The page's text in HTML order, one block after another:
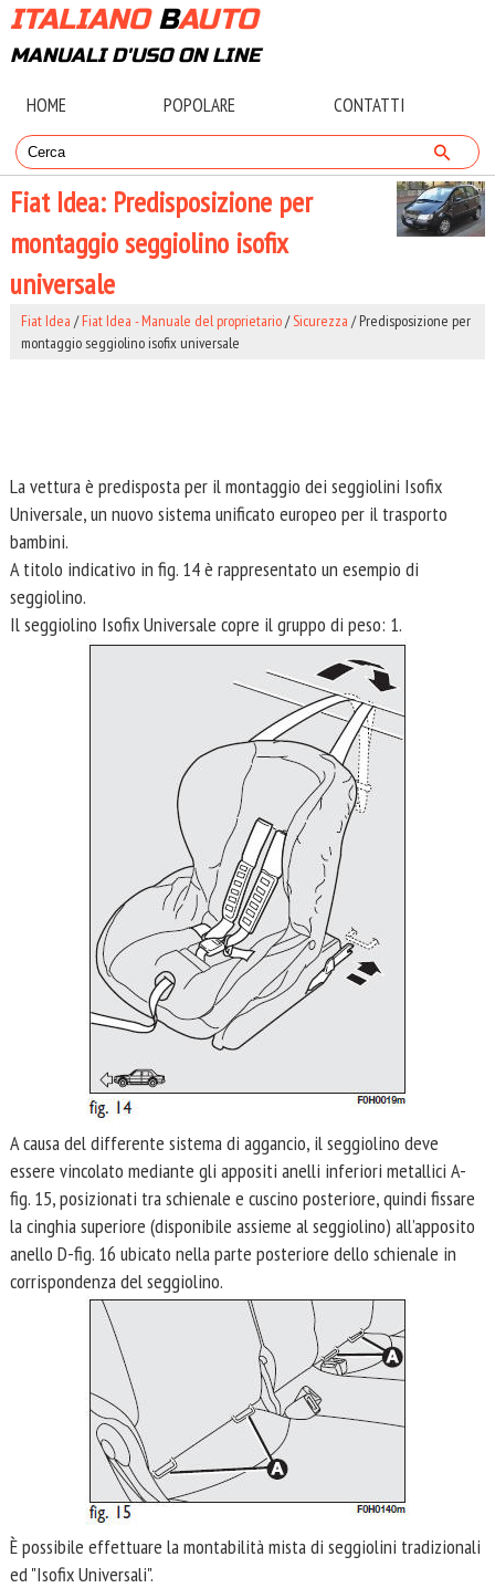
ITALIANOBAUTO
MANUALI D'USO ON LINE
HOME POPOLARE CONTATTI
Fiat Idea: Predisposizione per
montaggio seggiolino isofix
universale
Fiat Idea /Fiat Idea - Manuale del proprietario/Sicurezza / Predisposizione per
montaggio seggiolino isofix universale
La vettura è predisposta per il montaggio dei seggiolini Isofix
Universale, un nuovo sistema unificato europeo per il trasporto
bambini.
A titolo indicativo in fig. 14 è rappresentato un esempio di
seggiolino.
Il seggiolino Isofix Universale copre il gruppo di peso: 1.
A causa del differente sistema di aggancio, il seggiolino deve
essere vincolato mediante gli appositi anelli inferiori metallici A-
fig. 15, posizionati tra schienale e cuscino posteriore, quindi fissare
la cinghia superiore (disponibile assieme al seggiolino) all’apposito
anello D-fig. 16 ubicato nella parte posteriore dello schienale in
corrispondenza del seggiolino.
È possibile effettuare la montabilità mista di seggiolini tradizionali
ed "Isofix Universali".